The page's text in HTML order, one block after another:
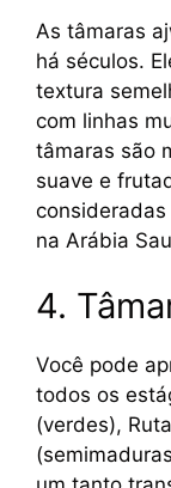
As tâmaras
há séculos.
textura
com linhas
tâmaras são
suave e
na Arábia
4.
Você pode
todos os
(verdes),